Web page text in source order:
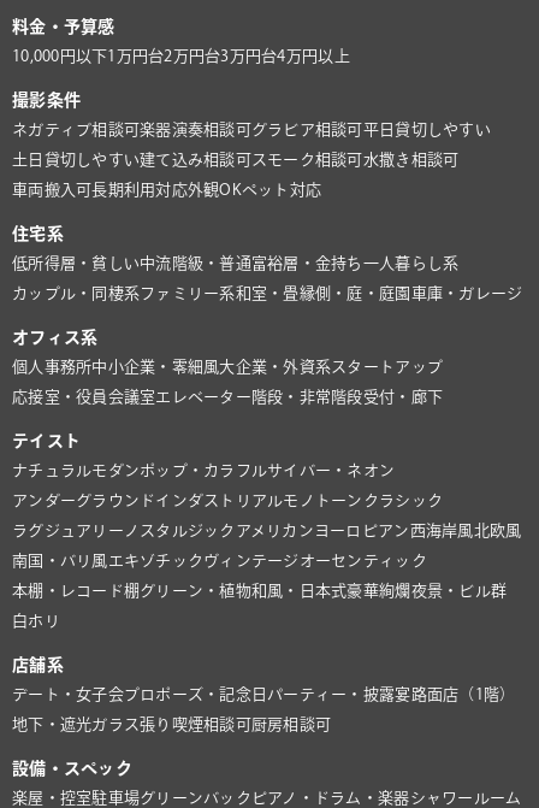
料金・予算感
10,000円以下1万円台2万円台3万円台4万円以上
撮影条件
ネガティブ相談可楽器演奏相談可グラビア相談可平日貸切しやすい
土日貸切しやすい建て込み相談可スモーク相談可水撒き相談可
車両搬入可長期利用対応外観OKペット対応
住宅系
低所得層・貧しい中流階級・普通富裕層・金持ち 一人暮らし系
カップル・同棲系ファミリー系和室・畳縁側・庭・庭園 車庫・ガレージ
オフィス系
個人事務所中小企業・零細風大企業・外資系スタートアップ
応接室・役員会議室 エレベーター階段・非常階段受付・廊下
テイスト
ナチュラルモダンポップ・カラフルサイバー・ネオン
アンダーグラウンド インダストリアルモノトーン クラシック
ラグジュアリー ノスタルジック アメリカン ヨーロピアン西海岸風 北欧風
南国・バリ風 エキゾチック ヴィンテージ オーセンティック
本棚・レコード棚グリーン・植物和風・日本式豪華絢爛夜景・ビル群
白ホリ
店舗系
デート・女子会プロポーズ・記念日 パーティー・披露宴路面店（1階）
地下・遮光ガラス張り 喫煙相談可厨房相談可
設備・スペック
楽屋・控室駐車場グリーンバック ピアノ・ドラム・楽器シャワールーム